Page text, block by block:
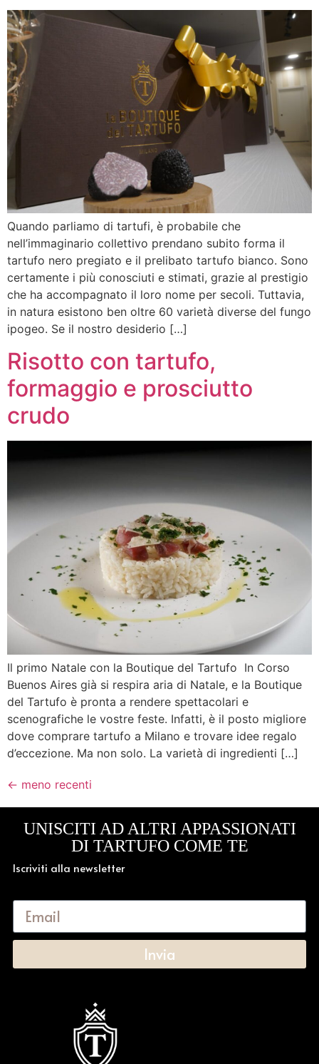
Quando parliamo di tartufi, è probabile che
nell’immaginario collettivo prendano subito forma il
tartufo nero pregiato e il prelibato tartufo bianco. Sono
certamente i più conosciuti e stimati, grazie al prestigio
che ha accompagnato il loro nome per secoli. Tuttavia,
in natura esistono ben oltre 60 varietà diverse del fungo
ipogeo. Se il nostro desiderio […]
Risotto con tartufo,
formaggio e prosciutto
crudo
Il primo Natale con la Boutique del Tartufo In Corso
Buenos Aires già si respira aria di Natale, e la Boutique
del Tartufo è pronta a rendere spettacolari e
scenografiche le vostre feste. Infatti, è il posto migliore
dove comprare tartufo a Milano e trovare idee regalo
d’eccezione. Ma non solo. La varietà di ingredienti […]
← meno recenti
UNISCITI AD ALTRI APPASSIONATI
DI TARTUFO COME TE
Iscriviti alla newsletter
Invia